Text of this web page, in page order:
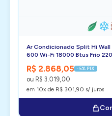
Ar Condicionado Split Hi
600 Wi-Fi 18000 Btus Frio
R$ 2.868,05 -5% PIX
ou R$ 3.019,00
em 10x de R$ 301,90 s/ juros